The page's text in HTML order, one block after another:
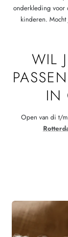
onderkleding voor
kinderen.
WIL
IN
Open van di t/